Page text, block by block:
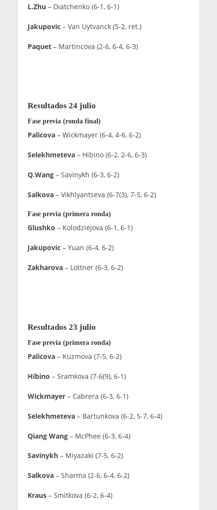
L.Zhu – Diatchenko (6-1, 6-1)
Jakupovic– Van Uytvanck (5-2, ret.)
Paquet– Martincova (2-6, 6-4, 6-3)
Resultados 24 julio
Fase previa (ronda final)
Palicova– Wickmayer (6-4, 4-6, 6-2)
Selekhmeteva– Hibino (6-2, 2-6, 6-3)
Q.Wang– Savinykh (6-3, 6-2)
Salkova– Vikhlyantseva (6-7(3), 7-5, 6-2)
Fase previa (primera ronda)
Glushko – Kolodziejova (6-1, 6-1)
Jakupovic– Yuan (6-4, 6-2)
Zakharova– Lottner (6-3, 6-2)
Resultados 23 julio
Fase previa (primera ronda)
Palicova– Kuzmova (7-5, 6-2)
Hibino – Sramkova (7-6(9), 6-1)
Wickmayer– Cabrera (6-3, 6-1)
Selekhmeteva– Bartunkova (6-2, 5-7, 6-4)
Qiang Wang– McPhee (6-3, 6-4)
Savinykh– Miyazaki (7-5, 6-2)
Salkova– Sharma (2-6, 6-4, 6-2)
Kraus– Smitkova (6-2, 6-4)